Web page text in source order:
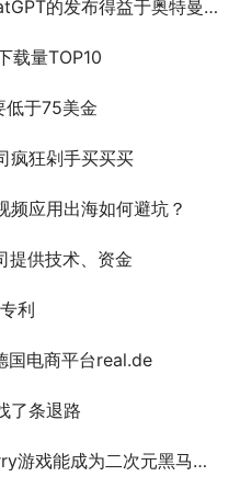
布得益于奥特曼的“尝试一下”...
载量TOP10
低于75美金
疯狂剁手买买买
频应用出海如何避坑？
提供技术、资金
利
国电商平台real.de
了条退路
戏能成为二次元黑马吗？